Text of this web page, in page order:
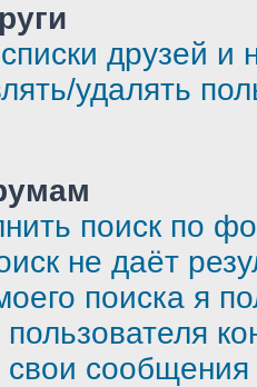
друзей и
удалять
поиск по
не даёт
поиска я
свои